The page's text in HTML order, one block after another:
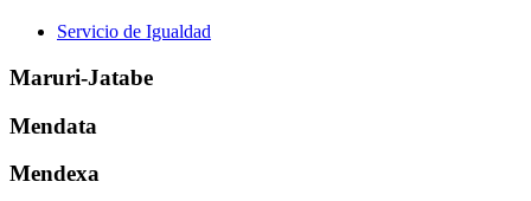
Servicio de Igualdad
Maruri-Jatabe
Mendata
Mendexa